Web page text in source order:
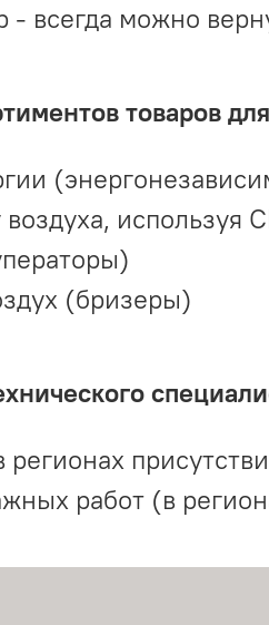
всегда можно
товаров
используя
(бризеры)
работ (в